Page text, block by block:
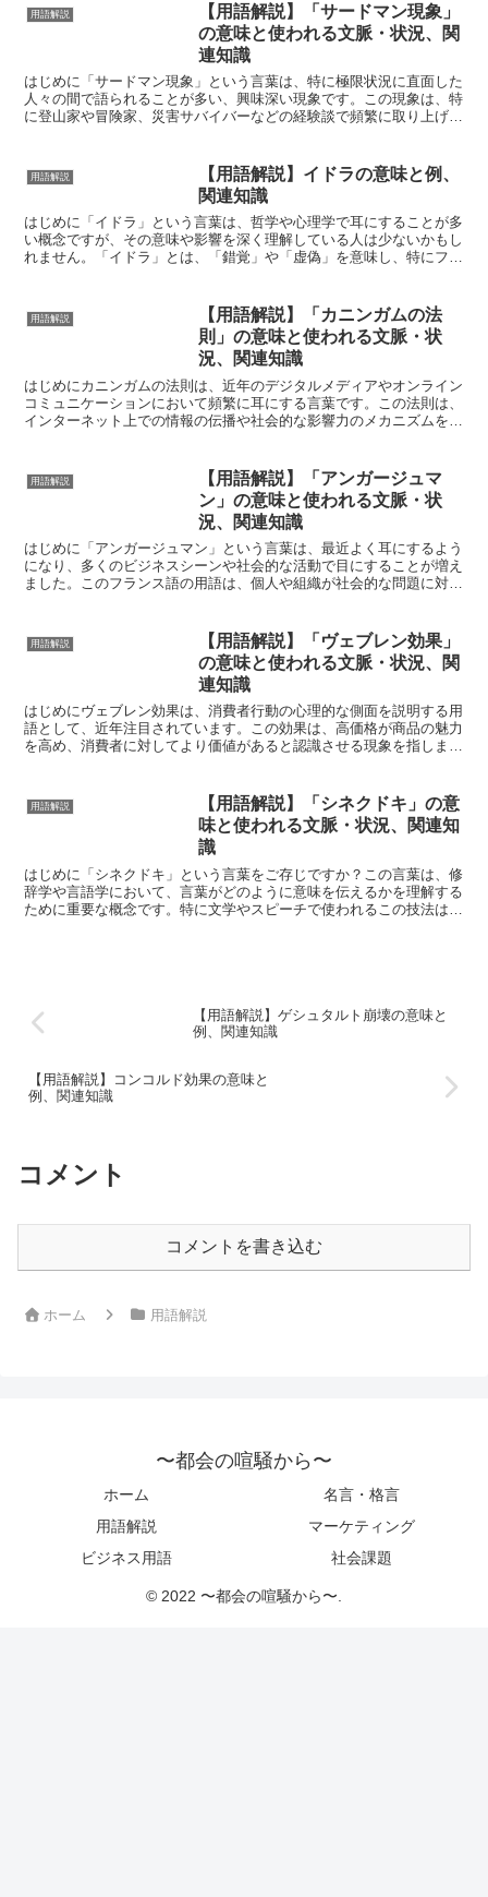
用語解説
【用語解説】「サードマン現象」
の意味と使われる文脈・状況、関
連知識
はじめに「サードマン現象」という言葉は、特に極限状況に直面した
人々の間で語られることが多い、興味深い現象です。この現象は、特
に登山家や冒険家、災害サバイバーなどの経験談で頻繁に取り上げら
用語解説
【用語解説】イドラの意味と例、
関連知識
はじめに「イドラ」という言葉は、哲学や心理学で耳にすることが多
い概念ですが、その意味や影響を深く理解している人は少ないかもし
れません。「イドラ」とは、「錯覚」や「虚偽」を意味し、特にフラ
用語解説
【用語解説】「カニンガムの法
則」の意味と使われる文脈・状
況、関連知識
はじめにカニンガムの法則は、近年のデジタルメディアやオンライン
コミュニケーションにおいて頻繁に耳にする言葉です。この法則は、
インターネット上での情報の伝播や社会的な影響力のメカニズムを説
用語解説
【用語解説】「アンガージュマ
ン」の意味と使われる文脈・状
況、関連知識
はじめに「アンガージュマン」という言葉は、最近よく耳にするよう
になり、多くのビジネスシーンや社会的な活動で目にすることが増え
ました。このフランス語の用語は、個人や組織が社会的な問題に対し
用語解説
【用語解説】「ヴェブレン効果」
の意味と使われる文脈・状況、関
連知識
はじめにヴェブレン効果は、消費者行動の心理的な側面を説明する用
語として、近年注目されています。この効果は、高価格が商品の魅力
を高め、消費者に対してより価値があると認識させる現象を指しま
用語解説
【用語解説】「シネクドキ」の意
味と使われる文脈・状況、関連知
識
はじめに「シネクドキ」という言葉をご存じですか？この言葉は、修
辞学や言語学において、言葉がどのように意味を伝えるかを理解する
ために重要な概念です。特に文学やスピーチで使われるこの技法は、
【用語解説】ゲシュタルト崩壊の意味と
例、関連知識
【用語解説】コンコルド効果の意味と
例、関連知識
コメント
コメントを書き込む
ホーム 用語解説
〜都会の喧騒から〜
ホーム
名言・格言
用語解説
マーケティング
ビジネス用語
社会課題
© 2022 〜都会の喧騒から〜.